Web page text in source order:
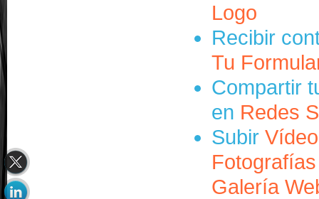
Logo
Recibir
Tu
Compartir
en Redes
Subir
Fotografías
Galería